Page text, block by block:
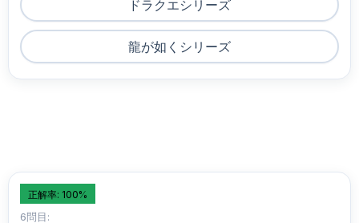
ドラクエシリーズ
龍が如くシリーズ
正解率: 100%
6問目: